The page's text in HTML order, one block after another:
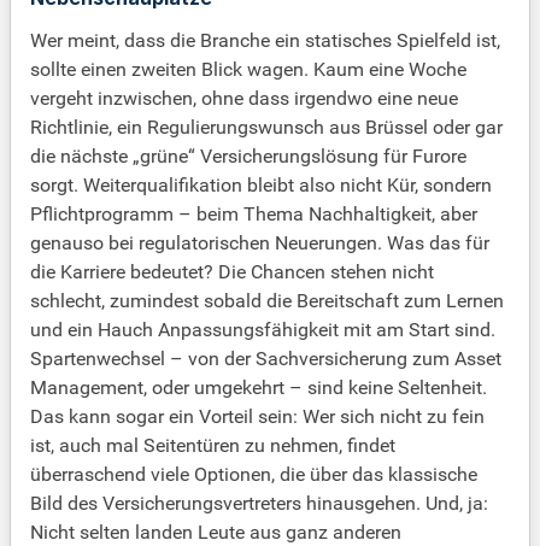
Wer meint, dass die Branche ein statisches Spielfeld ist,
sollte einen zweiten Blick wagen. Kaum eine Woche
vergeht inzwischen, ohne dass irgendwo eine neue
Richtlinie, ein Regulierungswunsch aus Brüssel oder gar
die nächste „grüne“ Versicherungslösung für Furore
sorgt. Weiterqualifikation bleibt also nicht Kür, sondern
Pflichtprogramm – beim Thema Nachhaltigkeit, aber
genauso bei regulatorischen Neuerungen. Was das für
die Karriere bedeutet? Die Chancen stehen nicht
schlecht, zumindest sobald die Bereitschaft zum Lernen
und ein Hauch Anpassungsfähigkeit mit am Start sind.
Spartenwechsel – von der Sachversicherung zum Asset
Management, oder umgekehrt – sind keine Seltenheit.
Das kann sogar ein Vorteil sein: Wer sich nicht zu fein
ist, auch mal Seitentüren zu nehmen, findet
überraschend viele Optionen, die über das klassische
Bild des Versicherungsvertreters hinausgehen. Und, ja:
Nicht selten landen Leute aus ganz anderen